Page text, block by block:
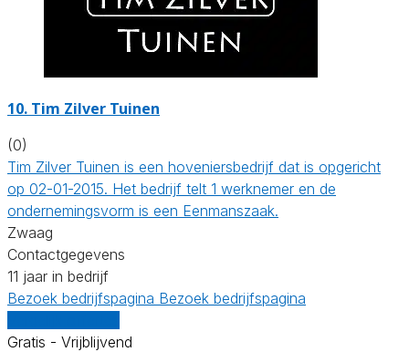
10. Tim Zilver Tuinen
(0)
Tim Zilver Tuinen is een hoveniersbedrijf dat is opgericht
op 02-01-2015. Het bedrijf telt 1 werknemer en de
ondernemingsvorm is een Eenmanszaak.
Zwaag
Contactgegevens
11 jaar in bedrijf
Bezoek bedrijfspagina Bezoek bedrijfspagina
Gratis - Vrijblijvend